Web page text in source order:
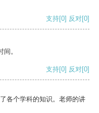
支持[0] 反对[0]
。
支持[0] 反对[0]
各个学科的知识。老师的讲